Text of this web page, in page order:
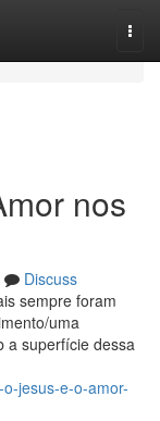
nos
Discuss
sempre foram
uma
a superfície dessa
jesus-e-o-amor-